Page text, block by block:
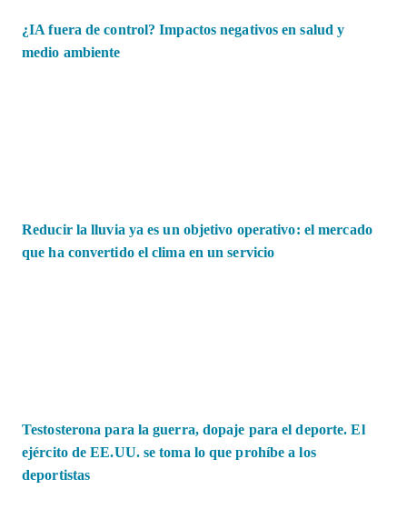
¿IA fuera de control? Impactos negativos en salud y
medio ambiente
Reducir la lluvia ya es un objetivo operativo: el mercado
que ha convertido el clima en un servicio
Testosterona para la guerra, dopaje para el deporte. El
ejército de EE.UU. se toma lo que prohíbe a los
deportistas